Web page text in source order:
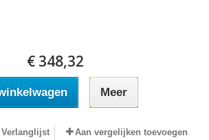
€ 348,32
Meer
Verlanglijst Aan vergelijken toevoegen